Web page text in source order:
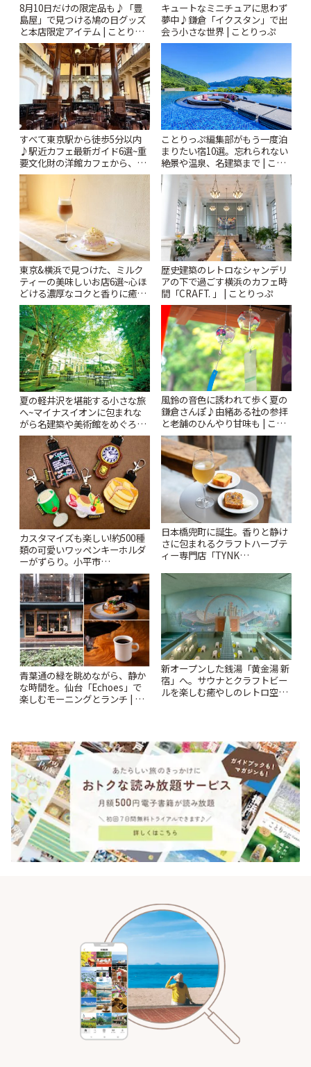
8月10日だけの限定品も♪「豊
島屋」で見つける鳩の日グッズ
と本店限定アイテム | ことりっ
ぷ
キュートなミニチュアに思わず
夢中♪鎌倉「イクスタン」で出
会う小さな世界 | ことりっぷ
すべて東京駅から徒歩5分以内
♪駅近カフェ最新ガイド6選~重
要文化財の洋館カフェから、改
札すぐのレトロ喫茶まで~ | こと
りっぷ
ことりっぷ編集部がもう一度泊
まりたい宿10選。忘れられない
絶景や温泉、名建築まで | こと
りっぷ
東京&横浜で見つけた、ミルク
ティーの美味しいお店6選~心ほ
どける濃厚なコクと香りに癒や
されるティータイム~ | ことりっ
ぷ
歴史建築のレトロなシャンデリ
アの下で過ごす横浜のカフェ時
間「CRAFT. 」 | ことりっぷ
夏の軽井沢を堪能する小さな旅
へ~マイナスイオンに包まれな
がら名建築や美術館をめぐろう
~ | ことりっぷ
風鈴の音色に誘われて歩く夏の
鎌倉さんぽ♪由緒ある社の参拝
と老舗のひんやり甘味も | こと
りっぷ
カスタマイズも楽しい!約500種
類の可愛いワッペンキーホルダ
ーがずらり。小平市
「Kimamaya T&K」 | ことりっ
ぷ
日本橋兜町に誕生。香りと静け
さに包まれるクラフトハーブテ
ィー専門店「TYNK
青葉通の緑を眺めながら、静か
な時間を。仙台「Echoes」で
楽しむモーニングとランチ | こ
新オープンした銭湯「黄金湯 新
宿」へ。サウナとクラフトビー
ルを楽しむ癒やしのレトロ空間